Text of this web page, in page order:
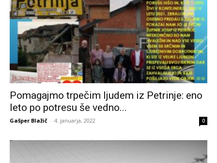
Pomagajmo trpečim ljudem iz Petrinje: eno
leto po potresu še vedno...
Gašper Blažič - 4. januarja, 2022 0